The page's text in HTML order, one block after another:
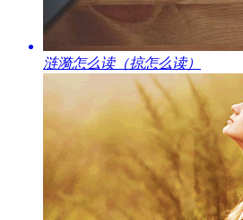
​涟漪怎么读（掠怎么读）